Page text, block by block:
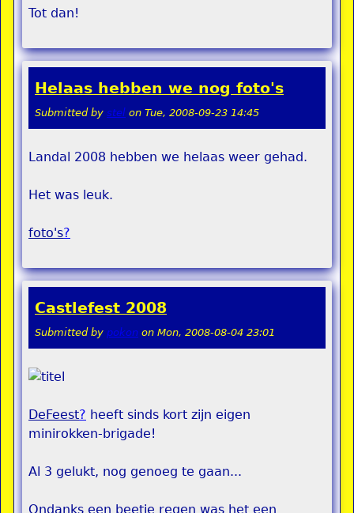
Tot dan!
Helaas hebben we nog foto's
Submitted by stel on Tue, 2008-09-23 14:45
Landal 2008 hebben we helaas weer gehad.
Het was leuk.
foto's?
Castlefest 2008
Submitted by pokon on Mon, 2008-08-04 23:01
DeFeest? heeft sinds kort zijn eigen
minirokken-brigade!
Al 3 gelukt, nog genoeg te gaan...
Ondanks een beetje regen was het een